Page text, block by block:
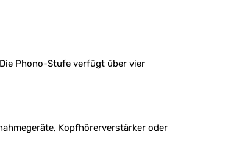
Phono-Stufe verfügt über vier
Kopfhörerverstärker oder